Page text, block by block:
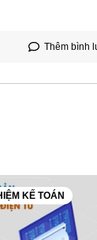
Thêm bình
KẾ TOÁN